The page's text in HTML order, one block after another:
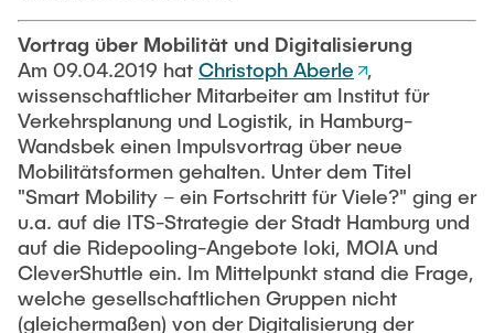
in wissenschaftlichen Beiräten Verwaltung und
Politik in der Verkehrsplanung beraten. In allen
Fällen hat Professor Kutter die Notwendigkeit
einer regionalen Perspek­tive betont, da eine auf
das Stadtgebiet beschränkte Betrachtung nicht
ausreicht, um die relevante Siedlungs- und
Verkehrs­entwicklung adäquat abzubilden und zu
steuern. Die aktuelle Wachstumsdynamik und das
Jubiläum 100 Jahre Groß- Berlin sind Anlass, die
Studien von Eckhard Kutter wiederzu­entdecken.
In der Verkehrswissenschaft der 70er und 80er
Jahre spielte der Wirtschaftsverkehr fast keine
Vortrag über Mobilität und Digitalisierung
Am 09.04.2019 hat Christoph Aberle
,
wissenschaftlicher Mitarbeiter am Institut für
Verkehrsplanung und Logistik, in Hamburg-
Wandsbek einen Impulsvortrag über neue
Mobilitätsformen gehalten. Unter dem Titel
"Smart Mobility – ein Fortschritt für Viele?" ging er
u.a. auf die ITS-Strategie der Stadt Hamburg und
auf die Ridepooling-Angebote Ioki, MOIA und
CleverShuttle ein. Im Mittelpunkt stand die Frage,
welche gesellschaftlichen Gruppen nicht
(gleichermaßen) von der Digitalisierung der